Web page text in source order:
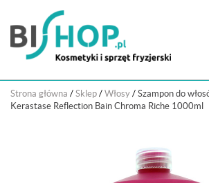
Strona główna / Sklep / Włosy / Szampon do
Kerastase Reflection Bain Chroma Riche 1000ml